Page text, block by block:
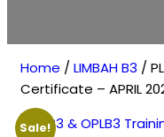
Home / LIMBAH B3 /
Certificate – APRIL
Sale!